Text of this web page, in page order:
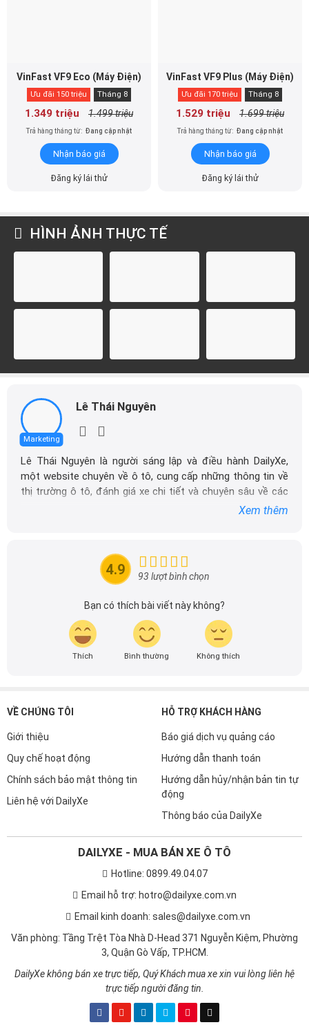
VinFast VF9 Eco (Máy Điện)
Ưu đãi 150 triệu Tháng 8
1.349 triệu 1.499 triệu
Trả hàng tháng từ: Đang cập nhật
Nhận báo giá
Đăng ký lái thử
VinFast VF9 Plus (Máy Điện)
Ưu đãi 170 triệu Tháng 8
1.529 triệu 1.699 triệu
Trả hàng tháng từ: Đang cập nhật
Nhận báo giá
Đăng ký lái thử
HÌNH ẢNH THỰC TẾ
Marketing
Lê Thái Nguyên
Lê Thái Nguyên là người sáng lập và điều hành DailyXe,
một website chuyên về ô tô, cung cấp những thông tin về
thị trường ô tô, đánh giá xe chi tiết và chuyên sâu về các
đầu cho những người yêu thích ô tô tại Việt Nam. Hãy
theo dõi tôi để cập nhật thông tin về thị trường ô tô
Xem thêm
4.9 93 lượt bình chọn
Bạn có thích bài viết này không?
Thích Bình thường Không thích
VỀ CHÚNG TÔI
Giới thiệu
Quy chế hoạt động
Chính sách bảo mật thông tin
Liên hệ với DailyXe
HỖ TRỢ KHÁCH HÀNG
Báo giá dịch vụ quảng cáo
Hướng dẫn thanh toán
Hướng dẫn hủy/nhận bản tin tự
động
Thông báo của DailyXe
DAILYXE - MUA BÁN XE Ô TÔ
Hotline: 0899.49.04.07
Email hỗ trợ: hotro@dailyxe.com.vn
Email kinh doanh: sales@dailyxe.com.vn
Văn phòng: Tầng Trệt Tòa Nhà D-Head 371 Nguyễn Kiệm, Phường
3, Quận Gò Vấp, TP.HCM.
DailyXe không bán xe trực tiếp, Quý Khách mua xe xin vui lòng liên hệ
trực tiếp người đăng tin.